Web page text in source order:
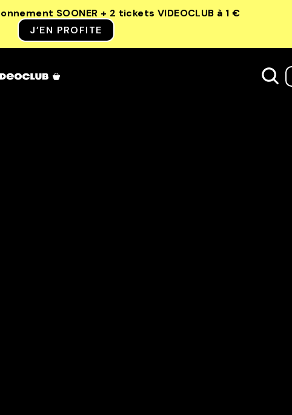
SOONER + 2 tickets VIDEOCLUB à 1 €
J’EN PROFITE